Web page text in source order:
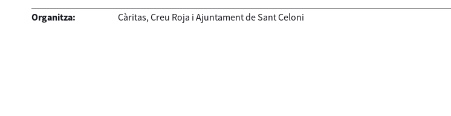
Organitza:
Càritas, Creu Roja i Ajuntament de Sant Celoni